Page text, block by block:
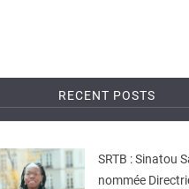
RECENT POSTS
SRTB : Sinatou
nommée